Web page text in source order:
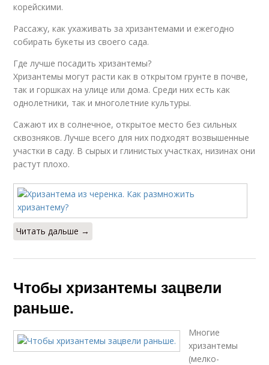
корейскими.
Рассажу, как ухаживать за хризантемами и ежегодно
собирать букеты из своего сада.
Где лучше посадить хризантемы?
Хризантемы могут расти как в открытом грунте в почве,
так и горшках на улице или дома. Среди них есть как
однолетники, так и многолетние культуры.
Сажают их в солнечное, открытое место без сильных
сквозняков. Лучше всего для них подходят возвышенные
участки в саду. В сырых и глинистых участках, низинах они
растут плохо.
Читать дальше →
Чтобы хризантемы зацвели
раньше.
Многие
хризантемы
(мелко­